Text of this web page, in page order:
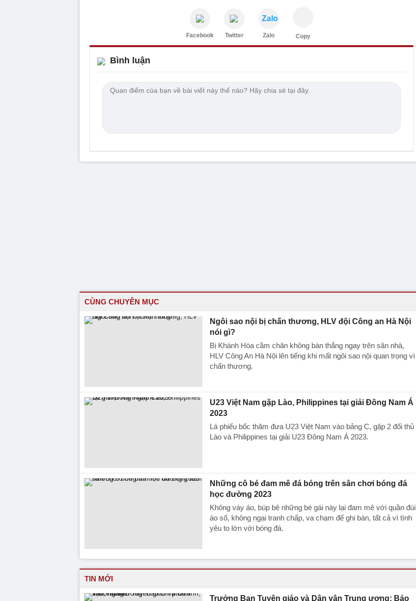
Facebook Twitter
Zalo
Zalo Copy
Bình luận
CÙNG CHUYÊN MỤC
Ngôi sao nội bị chấn thương, HLV đội Công an Hà Nội
nói gì?
Bị Khánh Hòa cầm chân không bàn thắng ngay trên sân nhà,
HLV Công An Hà Nội lên tiếng khi mất ngôi sao nội quan trọng vì
chấn thương.
U23 Việt Nam gặp Lào, Philippines tại giải Đông Nam Á
2023
Lá phiếu bốc thăm đưa U23 Việt Nam vào bảng C, gặp 2 đối thủ
Lào và Philippines tại giải U23 Đông Nam Á 2023.
Những cô bé đam mê đá bóng trên sân chơi bóng đá
học đường 2023
Không váy áo, búp bê những bé gái này lại đam mê với quần đùi
áo số, không ngại tranh chấp, va chạm để ghi bàn, tất cả vì tình
yêu to lớn với bóng đá.
TIN MỚI
Trưởng Ban Tuyên giáo và Dân vận Trung ương: Báo